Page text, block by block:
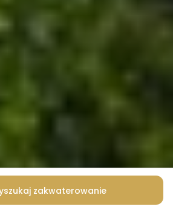
zakwaterowanie